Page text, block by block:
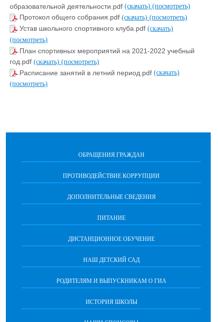
образовательной деятельности.pdf (скачать) (посмотреть)
Протокол общего собрания.pdf (скачать) (посмотреть)
Устав школьного спортивного клуба.pdf (скачать)
(посмотреть)
План спортивных мероприятий на 2021-2022 учебный
год.pdf (скачать) (посмотреть)
Расписание занятий в летний период.pdf (скачать)
(посмотреть)
ОБРАЩЕНИЯ ГРАЖДАН
ПРОТИВОДЕЙСТВИЕ КОРРУПЦИИ
ДОПОЛНИТЕЛЬНЫЕ СВЕДЕНИЯ
ПИТАНИЕ
ДИСТАНЦИОННОЕ ОБУЧЕНИЕ
НАШ ДЕТСКИЙ САД
РОДИТЕЛЯМ И ВЫПУСКНИКАМ О ГИА
ИСТОРИЯ ШКОЛЫ